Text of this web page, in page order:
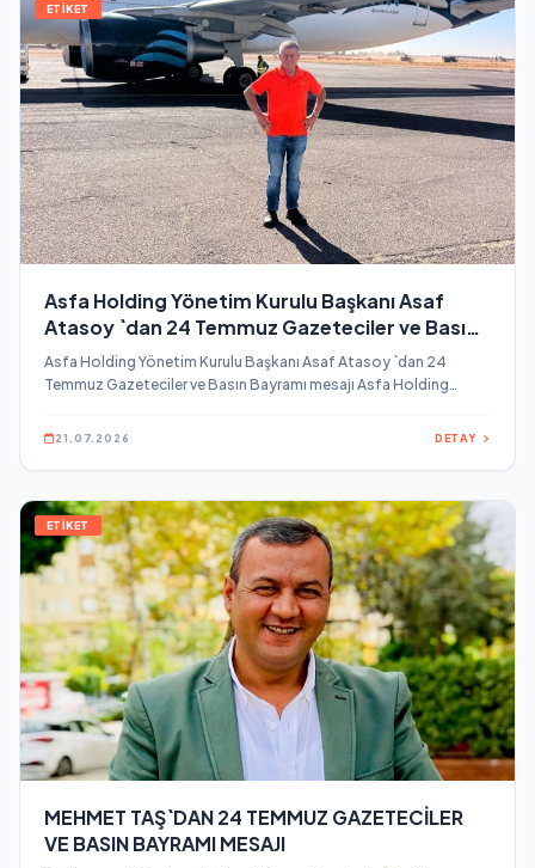
ETİKET
Asfa Holding Yönetim Kurulu Başkanı Asaf
Atasoy `dan 24 Temmuz Gazeteciler ve Basın
Bayramı mesajı
Asfa Holding Yönetim Kurulu Başkanı Asaf Atasoy `dan 24
Temmuz Gazeteciler ve Basın Bayramı mesajı Asfa Holding
Temmuz Gazeteciler ve Basın Bayramı dolayısıyla bir mesaj
21.07.2026 DETAY
ETİKET
MEHMET TAŞ`DAN 24 TEMMUZ GAZETECİLER
VE BASIN BAYRAMI MESAJI